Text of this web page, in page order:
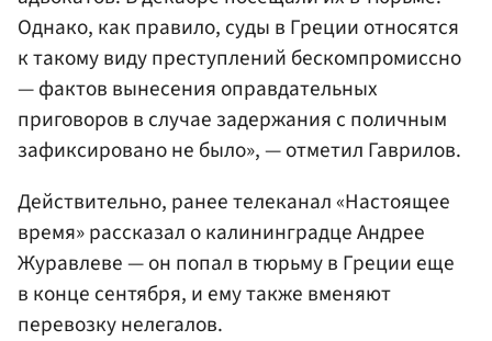
Однако, как правило, суды в Греции относятся
к такому виду преступлений бескомпромиссно
— фактов вынесения оправдательных
приговоров в случае задержания с поличным
зафиксировано не было», — отметил Гаврилов.
Действительно, ранее телеканал «Настоящее
время» рассказал о калининградце Андрее
Журавлеве — он попал в тюрьму в Греции еще
в конце сентября, и ему также вменяют
перевозку нелегалов.